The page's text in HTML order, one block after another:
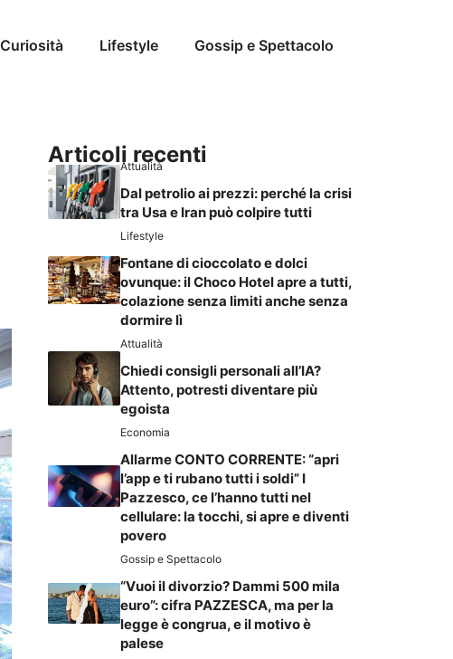
Curiosità Lifestyle Gossip e Spettacolo
Articoli recenti
Attualità
Dal petrolio ai prezzi: perché la crisi
tra Usa e Iran può colpire tutti
Lifestyle
Fontane di cioccolato e dolci
ovunque: il Choco Hotel apre a tutti,
colazione senza limiti anche senza
dormire lì
Attualità
Chiedi consigli personali all’IA?
Attento, potresti diventare più
egoista
Economia
Allarme CONTO CORRENTE: “apri
l’app e ti rubano tutti i soldi” I
Pazzesco, ce l’hanno tutti nel
cellulare: la tocchi, si apre e diventi
povero
Gossip e Spettacolo
“Vuoi il divorzio? Dammi 500 mila
euro”: cifra PAZZESCA, ma per la
legge è congrua, e il motivo è
palese